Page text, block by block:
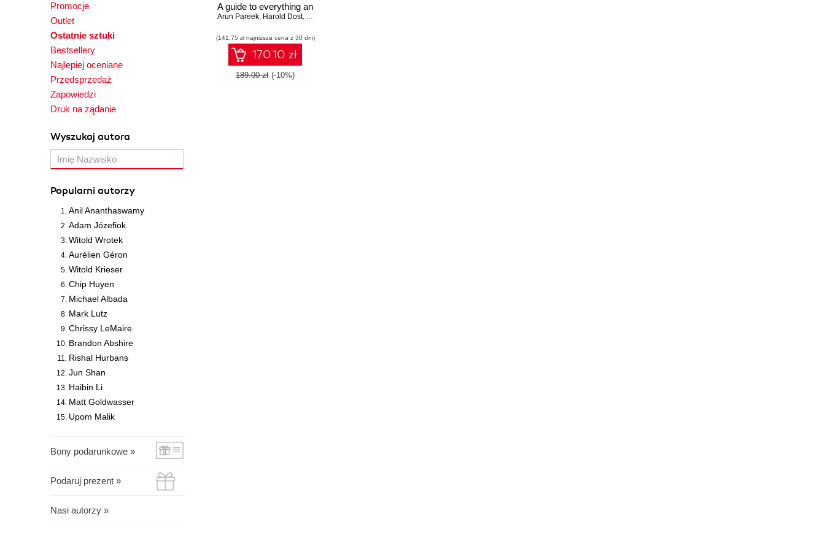
Promocje
Outlet
Ostatnie sztuki
Bestsellery
Najlepiej oceniane
Przedsprzedaż
Zapowiedzi
Druk na żądanie
Wyszukaj autora
Popularni autorzy
Anil Ananthaswamy
Adam Józefiok
Witold Wrotek
Aurélien Géron
Witold Krieser
Chip Huyen
Michael Albada
Mark Lutz
Chrissy LeMaire
Brandon Abshire
Rishal Hurbans
Jun Shan
Haibin Li
Matt Goldwasser
Upom Malik
Bony podarunkowe »
Podaruj prezent »
Nasi autorzy »
A guide to everything an
Oracle SOA Suite 12c
hit the ground running
Arun Pareek, Harold Dost, Ahmed Aboulnaga
(141,75 zł najniższa cena z 30 dni)
170.10 zł
189.00 zł (-10%)